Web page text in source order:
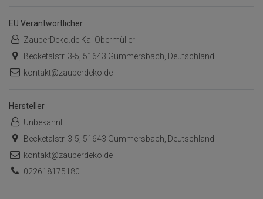
EU Verantwortlicher
ZauberDeko.de Kai Obermüller
Becketalstr. 3-5, 51643 Gummersbach, Deutschland
kontakt@zauberdeko.de
Hersteller
Unbekannt
Becketalstr. 3-5, 51643 Gummersbach, Deutschland
kontakt@zauberdeko.de
022618175180